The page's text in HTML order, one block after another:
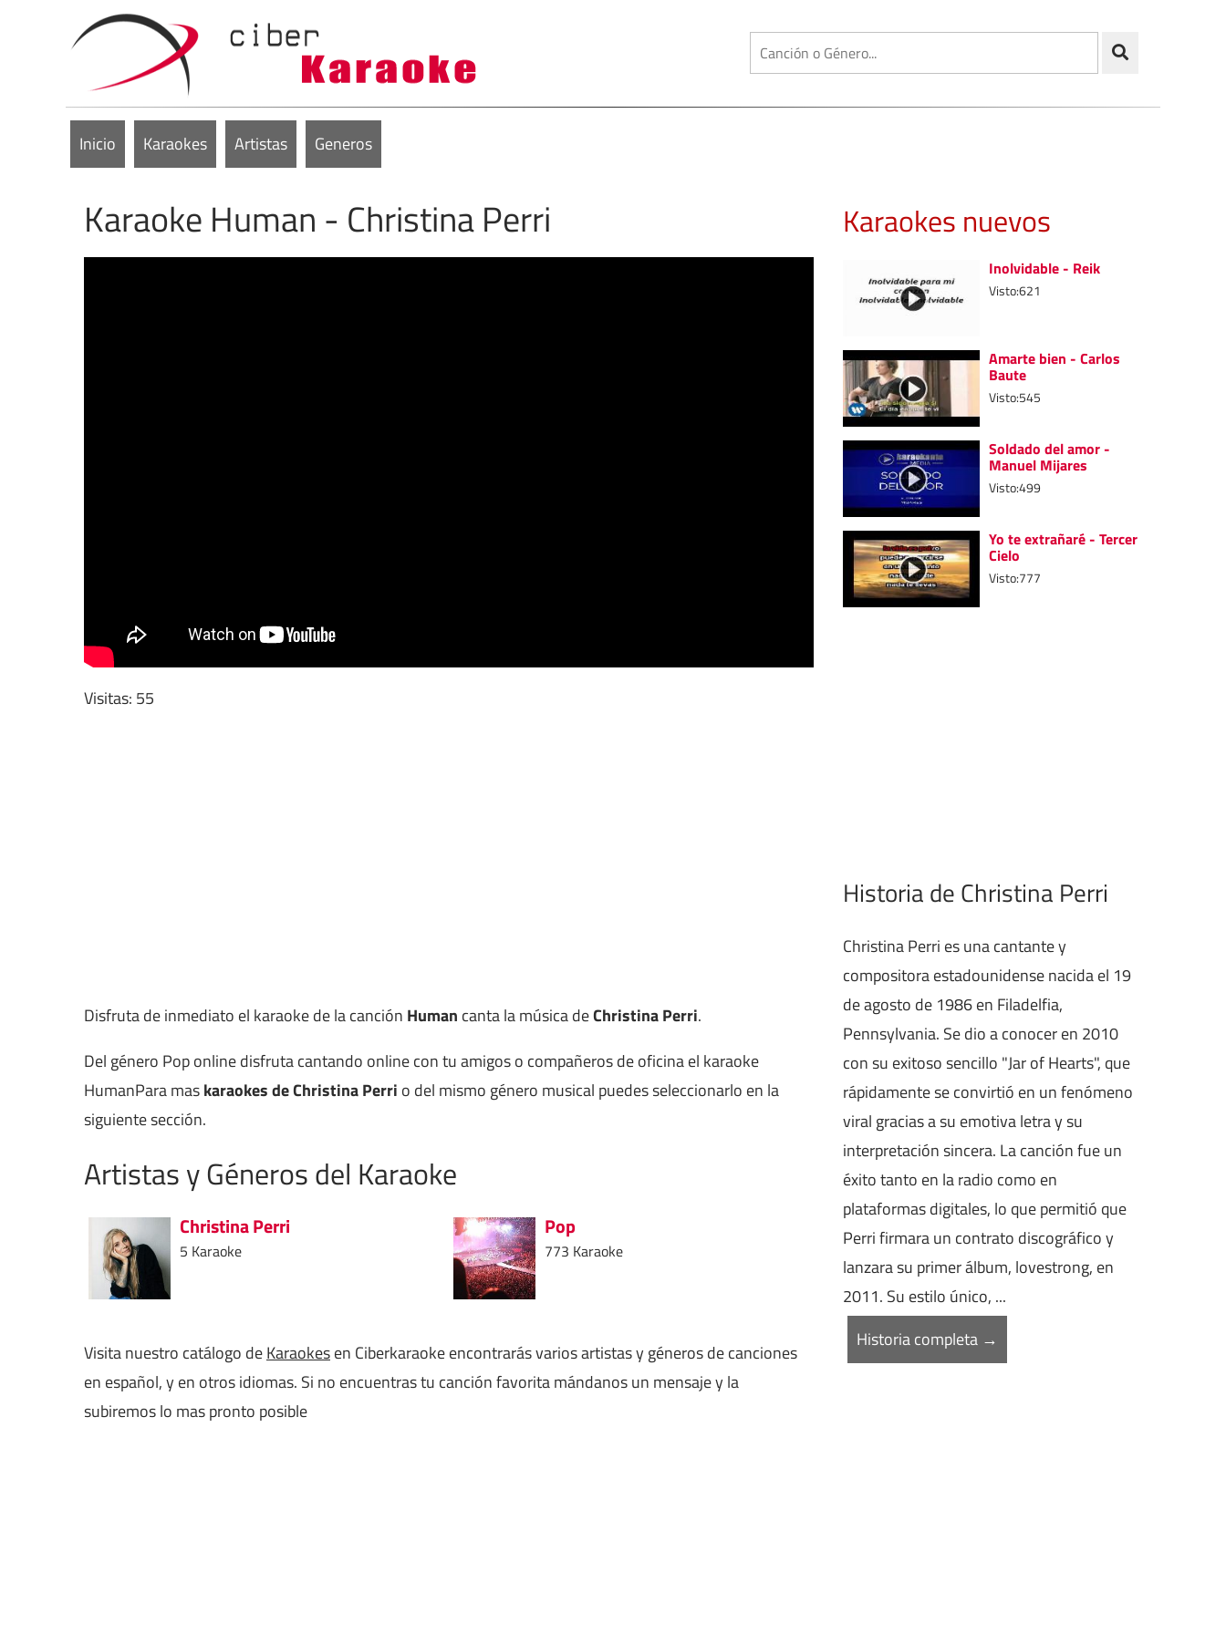
Inicio Karaokes Artistas Generos
Karaoke Human - Christina Perri
Visitas: 55
Disfruta de inmediato el karaoke de la canción Human canta la música deChristina Perri.
Del género Pop online disfruta cantando online con tu amigos o compañeros de oficina el karaoke
HumanPara maskaraokes de Christina Perri o del mismo género musical puedes seleccionarlo en la
siguiente sección.
Artistas y Géneros del Karaoke
Christina Perri
5 Karaoke
Pop
773 Karaoke
Visita nuestro catálogo deKaraokesen Ciberkaraoke encontrarás varios artistas y géneros de canciones
en español, y en otros idiomas. Si no encuentras tu canción favorita mándanos un mensaje y la
subiremos lo mas pronto posible
Karaokes nuevos
Inolvidable - Reik
Visto:621
Amarte bien - Carlos
Baute
Visto:545
Soldado del amor -
Manuel Mijares
Visto:499
Yo te extrañaré - Tercer
Cielo
Visto:777
Historia de Christina Perri
Christina Perri es una cantante y
compositora estadounidense nacida el 19
de agosto de 1986 en Filadelfia,
Pennsylvania. Se dio a conocer en 2010
con su exitoso sencillo "Jar of Hearts", que
rápidamente se convirtió en un fenómeno
viral gracias a su emotiva letra y su
interpretación sincera. La canción fue un
éxito tanto en la radio como en
plataformas digitales, lo que permitió que
Perri firmara un contrato discográfico y
lanzara su primer álbum, lovestrong, en
2011. Su estilo único, ...
Historia completa →